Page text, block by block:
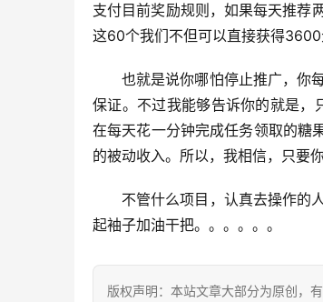
支付目前奖励规则，如果每天推荐
这60个我们不但可以直接获得
也就是说你哪怕停止推广，你
保证。不过我能够告诉你的就是
在每天花一分钟完成任务领取的糖
的被动收入。所以，我相信，只要
不管什么项目，认真去操作的
起袖子加油干把。。。。。。
版权声明：本站文章大部分为原创，